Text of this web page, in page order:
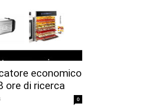
economico
ore di ricerca
0